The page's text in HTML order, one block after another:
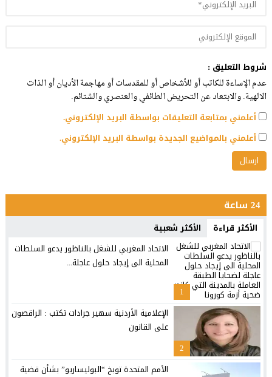
شروط التعليق :
عدم الإساءة للكاتب أو للأشخاص أو للمقدسات أو مهاجمة الأديان أو الذات
الالهية. والابتعاد عن التحريض الطائفي والعنصري والشتائم.
أعلمني بمتابعة التعليقات بواسطة البريد الإلكتروني.
أعلمني بالمواضيع الجديدة بواسطة البريد الإلكتروني.
24 ساعة
الأكثر قراءة الأكثر شعبية
1
الاتحاد المغربي للشغل بالناظور يدعو السلطات
المحلية الى إيجاد حلول عاجلة...
2
الإعلامية الأردنية سهير جرادات تكتب : الراقصون
على القانون
الأمم المتحدة توبخ “البوليساريو” بشأن قضية